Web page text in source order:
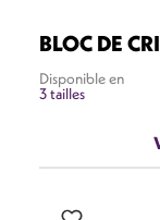
BLOC DE
Disponible en
3 tailles